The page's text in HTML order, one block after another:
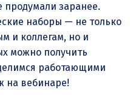
продумали заранее.
наборы — не только
и коллегам, но и
можно получить
работающими
на вебинаре!